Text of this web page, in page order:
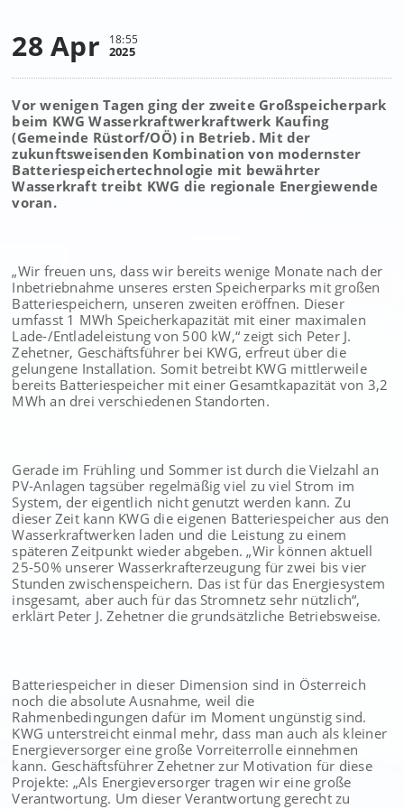
28 Apr 18:55
2025
Vor wenigen Tagen ging der zweite Großspeicherpark
beim KWG Wasserkraftwerkraftwerk Kaufing
(Gemeinde Rüstorf/OÖ) in Betrieb. Mit der
zukunftsweisenden Kombination von modernster
Batteriespeichertechnologie mit bewährter
Wasserkraft treibt KWG die regionale Energiewende
voran.
„Wir freuen uns, dass wir bereits wenige Monate nach der
Inbetriebnahme unseres ersten Speicherparks mit großen
Batteriespeichern, unseren zweiten eröffnen. Dieser
umfasst 1 MWh Speicherkapazität mit einer maximalen
Lade-/Entladeleistung von 500 kW,“ zeigt sich Peter J.
Zehetner, Geschäftsführer bei KWG, erfreut über die
gelungene Installation. Somit betreibt KWG mittlerweile
bereits Batteriespeicher mit einer Gesamtkapazität von 3,2
MWh an drei verschiedenen Standorten.
Gerade im Frühling und Sommer ist durch die Vielzahl an
PV-Anlagen tagsüber regelmäßig viel zu viel Strom im
System, der eigentlich nicht genutzt werden kann. Zu
dieser Zeit kann KWG die eigenen Batteriespeicher aus den
Wasserkraftwerken laden und die Leistung zu einem
späteren Zeitpunkt wieder abgeben. „Wir können aktuell
25-50% unserer Wasserkrafterzeugung für zwei bis vier
Stunden zwischenspeichern. Das ist für das Energiesystem
insgesamt, aber auch für das Stromnetz sehr nützlich“,
erklärt Peter J. Zehetner die grundsätzliche Betriebsweise.
Batteriespeicher in dieser Dimension sind in Österreich
noch die absolute Ausnahme, weil die
Rahmenbedingungen dafür im Moment ungünstig sind.
KWG unterstreicht einmal mehr, dass man auch als kleiner
Energieversorger eine große Vorreiterrolle einnehmen
kann. Geschäftsführer Zehetner zur Motivation für diese
Projekte: „Als Energieversorger tragen wir eine große
Verantwortung. Um dieser Verantwortung gerecht zu